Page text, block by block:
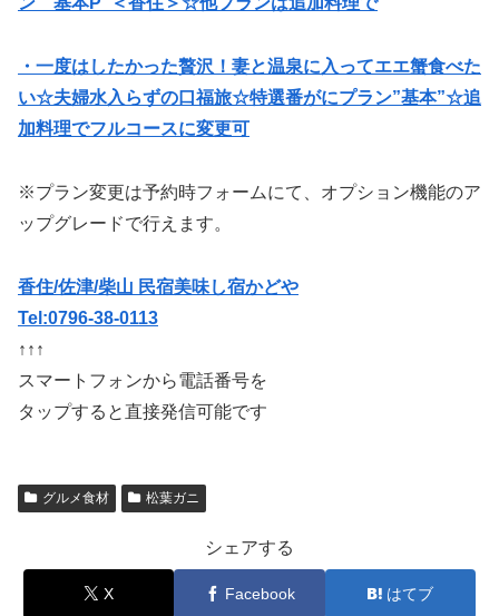
・一度はしたかった贅沢！妻と温泉に入ってエエ蟹食べた
い☆夫婦水入らずの口福旅☆特選番がにプラン”基本”☆追
加料理でフルコースに変更可
※プラン変更は予約時フォームにて、オプション機能のア
ップグレードで行えます。
香住/佐津/柴山 民宿美味し宿かどや
Tel:0796-38-0113
↑↑↑
スマートフォンから電話番号を
タップすると直接発信可能です
グルメ食材 松葉ガニ
シェアする
X Facebook はてブ